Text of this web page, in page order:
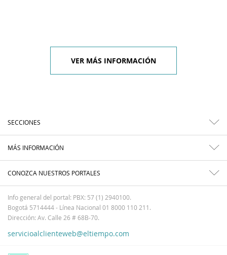
VER MÁS INFORMACIÓN
SECCIONES
MÁS INFORMACIÓN
CONOZCA NUESTROS PORTALES
Info general del portal: PBX: 57 (1) 2940100.
Bogotá 5714444 - Línea Nacional 01 8000 110 211.
Dirección: Av. Calle 26 # 68B-70.
servicioalclienteweb@eltiempo.com